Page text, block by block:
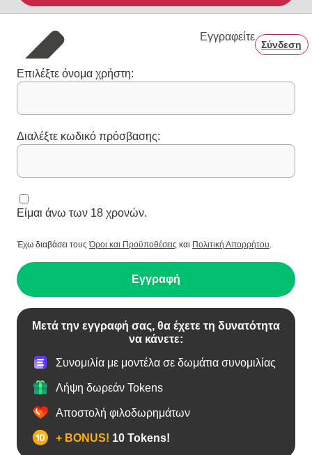
Εγγραφείτε
Σύνδεση
Επιλέξτε όνομα χρήστη:
Διαλέξτε κωδικό πρόσβασης:
Είμαι άνω των 18 χρονών.
Έχω διαβάσει τουςΌροι και Προϋποθέσεις και Πολιτική Απορρήτου.
Εγγραφή
Μετά την εγγραφή σας, θα έχετε τη δυνατότητα
να κάνετε:
Συνομιλία με μοντέλα σε δωμάτια συνομιλίας
Λήψη δωρεάν Tokens
Αποστολή φιλοδωρημάτων
+ BONUS! 10 Tokens!